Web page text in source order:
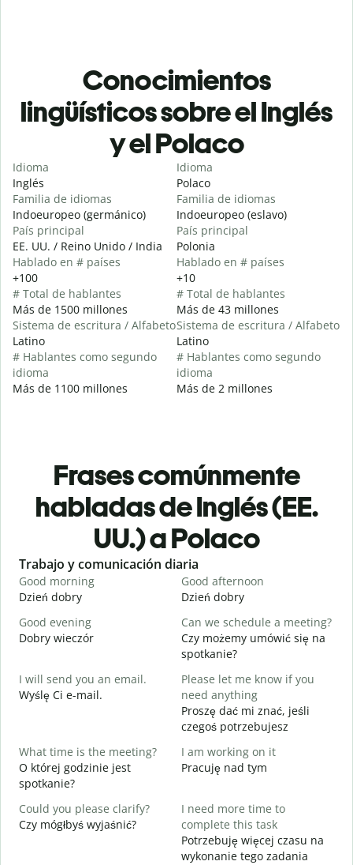
Conocimientos
lingüísticos sobre el Inglés
y el Polaco
Idioma
Inglés
Familia de idiomas
Indoeuropeo (germánico)
País principal
EE. UU. / Reino Unido / India
Hablado en # países
+100
# Total de hablantes
Más de 1500 millones
Sistema de escritura / Alfabeto
Latino
# Hablantes como segundo
idioma
Más de 1100 millones
Idioma
Polaco
Familia de idiomas
Indoeuropeo (eslavo)
País principal
Polonia
Hablado en # países
+10
# Total de hablantes
Más de 43 millones
Sistema de escritura / Alfabeto
Latino
# Hablantes como segundo
idioma
Más de 2 millones
Frases comúnmente
habladas de Inglés (EE.
UU.) a Polaco
Slide 1 of 6
Trabajo y comunicación diaria
Good morning
Dzień dobry
Good afternoon
Dzień dobry
Good evening
Dobry wieczór
Can we schedule a meeting?
Czy możemy umówić się na
spotkanie?
I will send you an email.
Wyślę Ci e-mail.
Please let me know if you
need anything
Proszę dać mi znać, jeśli
czegoś potrzebujesz
What time is the meeting?
O której godzinie jest
spotkanie?
I am working on it
Pracuję nad tym
Could you please clarify?
Czy mógłbyś wyjaśnić?
I need more time to
complete this task
Potrzebuję więcej czasu na
wykonanie tego zadania